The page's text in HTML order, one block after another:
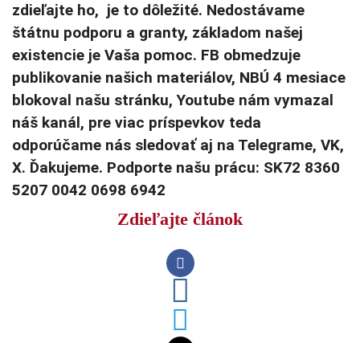
zdieľajte ho, je to dôležité. Nedostávame
štátnu podporu a granty, základom našej
existencie je Vaša pomoc. FB obmedzuje
publikovanie našich materiálov, NBÚ 4 mesiace
blokoval našu stránku, Youtube nám vymazal
náš kanál, pre viac príspevkov teda
odporúčame nás sledovať aj na Telegrame, VK,
X. Ďakujeme. Podporte našu prácu: SK72 8360
5207 0042 0698 6942
Zdieľajte článok